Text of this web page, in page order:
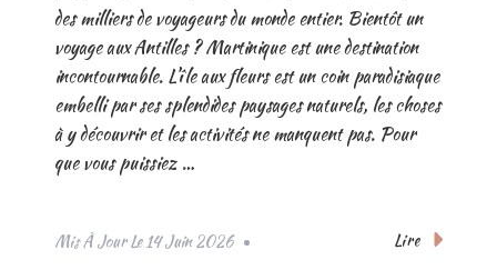
des milliers de voyageurs du monde entier. Bientôt un
voyage aux Antilles ? Martinique est une destination
incontournable. L’île aux fleurs est un coin paradisiaque
embelli par ses splendides paysages naturels, les choses
à y découvrir et les activités ne manquent pas. Pour
que vous puissiez …
Mis À Jour Le 14 Juin 2026 Lire